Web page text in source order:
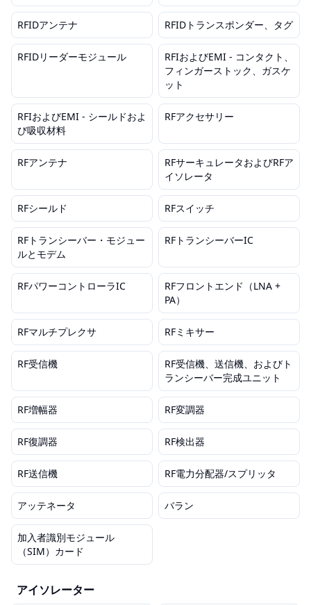
RFIDアンテナ RFIDトランスポンダー、タグ
RFIDリーダーモジュール
RFIおよびEMI - コンタクト、
フィンガーストック、ガスケ
ット
RFIおよびEMI - シールドおよ
び吸収材料
RFアクセサリー
RFアンテナ
RFサーキュレータおよびRFア
イソレータ
RFシールド RFスイッチ
RFトランシーバー・モジュー
ルとモデム
RFトランシーバーIC
RFパワーコントローラIC
RFフロントエンド（LNA +
PA）
RFマルチプレクサ RFミキサー
RF受信機
RF受信機、送信機、およびト
ランシーバー完成ユニット
RF増幅器 RF変調器
RF復調器 RF検出器
RF送信機 RF電力分配器/スプリッタ
アッテネータ バラン
加入者識別モジュール
（SIM）カード
アイソレーター